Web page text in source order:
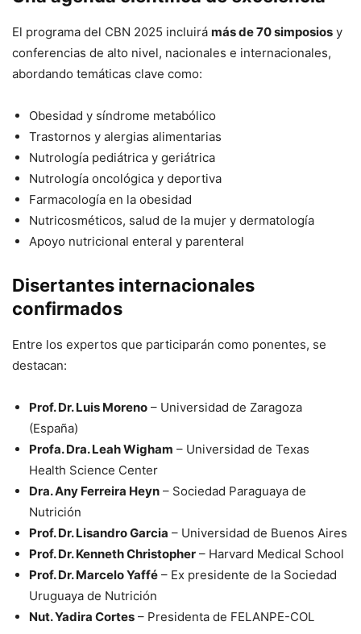
El programa del CBN 2025 incluirá más de 70 simposios y
conferencias de alto nivel, nacionales e internacionales,
abordando temáticas clave como:
Obesidad y síndrome metabólico
Trastornos y alergias alimentarias
Nutrología pediátrica y geriátrica
Nutrología oncológica y deportiva
Farmacología en la obesidad
Nutricosméticos, salud de la mujer y dermatología
Apoyo nutricional enteral y parenteral
Disertantes internacionales
confirmados
Entre los expertos que participarán como ponentes, se
destacan:
Prof. Dr. Luis Moreno – Universidad de Zaragoza
(España)
Profa. Dra. Leah Wigham – Universidad de Texas
Health Science Center
Dra. Any Ferreira Heyn – Sociedad Paraguaya de
Nutrición
Prof. Dr. Lisandro Garcia – Universidad de Buenos Aires
Prof. Dr. Kenneth Christopher – Harvard Medical School
Prof. Dr. Marcelo Yaffé – Ex presidente de la Sociedad
Uruguaya de Nutrición
Nut. Yadira Cortes – Presidenta de FELANPE-COL